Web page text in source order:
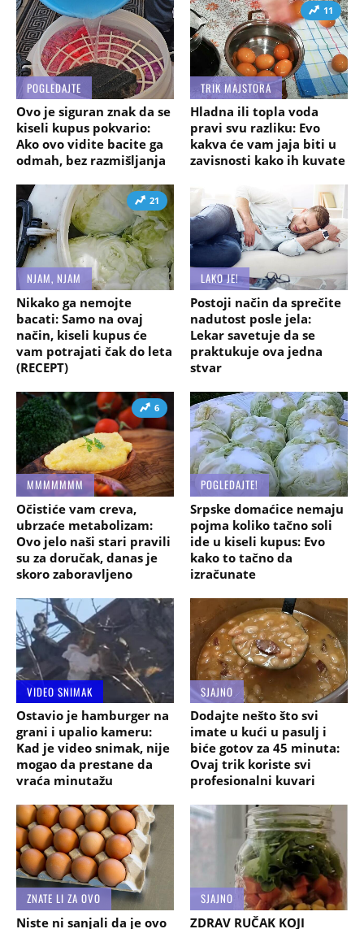
POGLEDAJTE
Ovo je siguran znak da se
kiseli kupus pokvario:
Ako ovo vidite bacite ga
odmah, bez razmišljanja
11
TRIK MAJSTORA
Hladna ili topla voda
pravi svu razliku: Evo
kakva će vam jaja biti u
zavisnosti kako ih kuvate
21
NJAM, NJAM
Nikako ga nemojte
bacati: Samo na ovaj
način, kiseli kupus će
vam potrajati čak do leta
(RECEPT)
LAKO JE!
Postoji način da sprečite
nadutost posle jela:
Lekar savetuje da se
praktukuje ova jedna
stvar
6
MMMMMMM
Očistiće vam creva,
ubrzaće metabolizam:
Ovo jelo naši stari pravili
su za doručak, danas je
skoro zaboravljeno
POGLEDAJTE!
Srpske domaćice nemaju
pojma koliko tačno soli
ide u kiseli kupus: Evo
kako to tačno da
izračunate
VIDEO SNIMAK
Ostavio je hamburger na
grani i upalio kameru:
Kad je video snimak, nije
mogao da prestane da
vraća minutažu
SJAJNO
Dodajte nešto što svi
imate u kući u pasulj i
biće gotov za 45 minuta:
Ovaj trik koriste svi
profesionalni kuvari
ZNATE LI ZA OVO
Niste ni sanjali da je ovo
SJAJNO
ZDRAV RUČAK KOJI